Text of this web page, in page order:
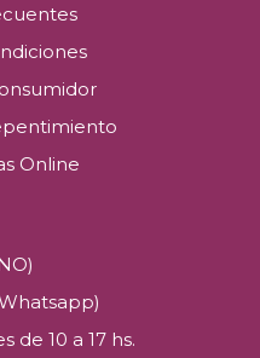
Online
de 10 a 17 hs.